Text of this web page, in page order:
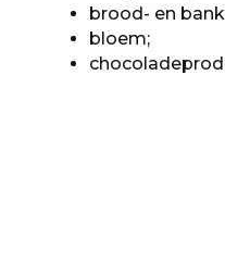
brood- en
bloem;